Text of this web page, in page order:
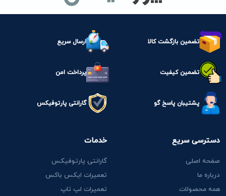
تضمین بازگشت کالا ارسال سریع
تضمین کیفیت پرداخت امن
پشتیبان پاسخ گو گارانتی پارتوفیکس
دسترسی سریع
صفحه اصلی
درباره ما
همه محصولات
خدمات
گارانتی پارتوفیکس
تعمیرات ایکس باکس
تعمیرات لپ تاپ